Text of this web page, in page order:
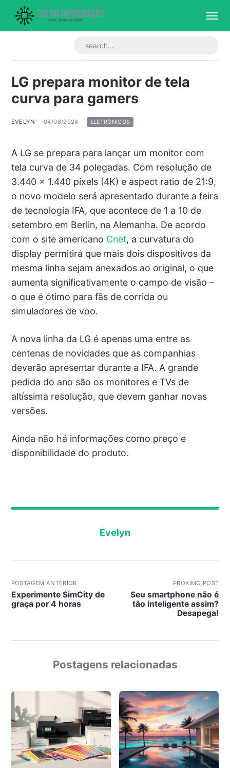
LG prepara monitor de tela
curva para gamers
EVELYN 04/08/2024 ELETRÔNICOS
A LG se prepara para lançar um monitor com
tela curva de 34 polegadas. Com resolução de
3.440 x 1.440 pixels (4K) e aspect ratio de 21:9,
o novo modelo será apresentado durante a feira
de tecnologia IFA, que acontece de 1 a 10 de
setembro em Berlin, na Alemanha. De acordo
com o site americano Cnet, a curvatura do
display permitirá que mais dois dispositivos da
mesma linha sejam anexados ao original, o que
aumenta significativamente o campo de visão –
o que é ótimo para fãs de corrida ou
simuladores de voo.
A nova linha da LG é apenas uma entre as
centenas de novidades que as companhias
deverão apresentar durante a IFA. A grande
pedida do ano são os monitores e TVs de
altíssima resolução, que devem ganhar novas
versões.
Ainda não há informações como preço e
disponibilidade do produto.
Evelyn
POSTAGEM ANTERIOR
Experimente SimCity de
graça por 4 horas
PRÓXIMO POST
Seu smartphone não é
tão inteligente assim?
Desapega!
Postagens relacionadas